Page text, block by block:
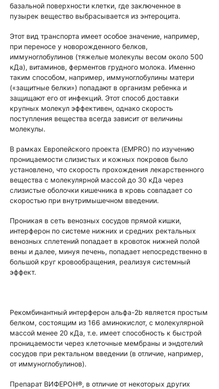
базальной поверхности клетки, где заключенное в
пузырек вещество выбрасывается из энтероцита.
Этот вид транспорта имеет особое значение, например,
при переносе у новорожденного белков,
иммуноглобулинов (тяжелые молекулы весом около 500
кДа), витаминов, ферментов грудного молока. Именно
таким способом, например, иммуноглобулины матери
(«защитные белки») попадают в организм ребенка и
защищают его от инфекций. Этот способ доставки
крупных молекул эффективен, однако скорость
поступления вещества всегда зависит от величины
молекулы.
В рамках Европейского проекта (EMPRO) по изучению
проницаемости слизистых и кожных покровов было
установлено, что скорость прохождения лекарственного
вещества с молекулярной массой до 30 кДа через
слизистые оболочки кишечника в кровь совпадает со
скоростью при внутримышечном введении.
Проникая в сеть венозных сосудов прямой кишки,
интерферон по системе нижних и средних ректальных
венозных сплетений попадает в кровоток нижней полой
вены и далее, минуя печень, попадает непосредственно в
большой круг кровообращения, реализуя системный
эффект.
Рекомбинантный интерферон альфа-2b является простым
белком, состоящим из 166 аминокислот, с молекулярной
массой менее 20 кДа, т.е. имеет способность к быстрой
проницаемости через клеточные мембраны и эндотелий
сосудов при ректальном введении (в отличие, например,
от иммуноглобулинов).
Препарат ВИФЕРОН®, в отличие от некоторых других